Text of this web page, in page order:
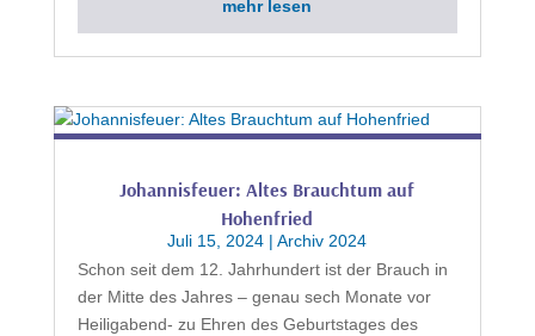
mehr lesen
Johannisfeuer: Altes Brauchtum auf
Hohenfried
Juli 15, 2024 |Archiv 2024
Schon seit dem 12. Jahrhundert ist der Brauch in
der Mitte des Jahres – genau sech Monate vor
Heiligabend- zu Ehren des Geburtstages des